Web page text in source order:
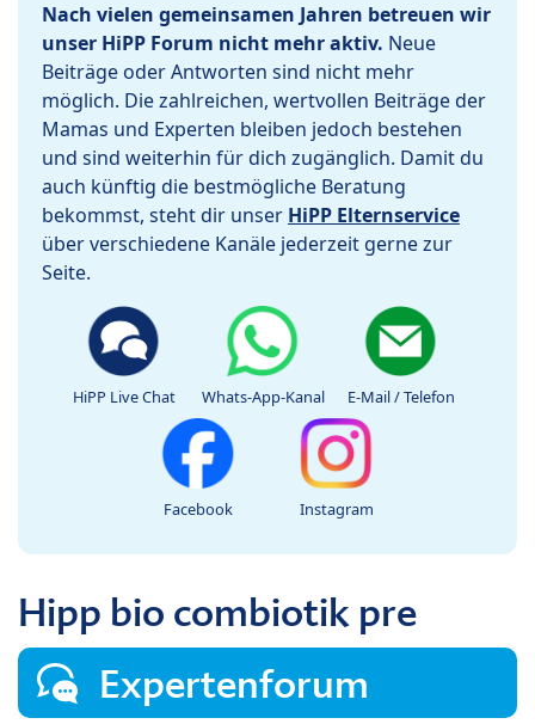
Nach vielen gemeinsamen Jahren betreuen wir
unser HiPP Forum nicht mehr aktiv. Neue
Beiträge oder Antworten sind nicht mehr
möglich. Die zahlreichen, wertvollen Beiträge der
Mamas und Experten bleiben jedoch bestehen
und sind weiterhin für dich zugänglich. Damit du
auch künftig die bestmögliche Beratung
bekommst, steht dir unser HiPP Elternservice
über verschiedene Kanäle jederzeit gerne zur
Seite.
HiPP Live Chat Whats-App-Kanal E-Mail / Telefon
Facebook Instagram
Hipp bio combiotik pre
Expertenforum